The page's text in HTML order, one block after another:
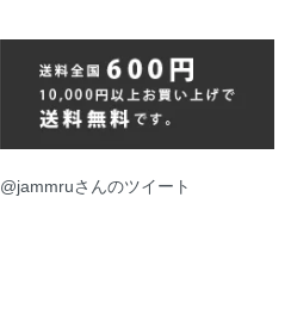
@jammruさんのツイート